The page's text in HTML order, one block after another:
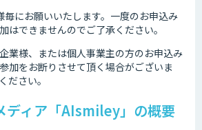
毎にお願いいたします。一度のお申込み
はできませんのでご了承ください。
業様、または個人事業主の方のお申込み
加をお断りさせて頂く場合がございま
ださい。
ィア「AIsmiley」の概要